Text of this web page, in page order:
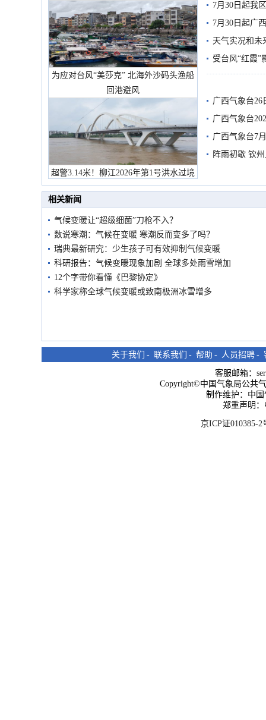
为应对台风“美莎克” 北海外沙码头渔船
回港避风
超警3.14米！柳江2026年第1号洪水过境
市民在堤岸见证汛况
7月30日起我
7月30日起广
天气实况和未
受台风“红霞”
有较强降雨
广西气象台26
广西气象台
预警
广西气象台7
阵雨初歇 钦
相关新闻
气候变暖让“超级细菌”刀枪不入？
数说寒潮：气候在变暖 寒潮反而变多了吗？
瑞典最新研究：少生孩子可有效抑制气候变暖
科研报告：气候变暖现象加剧 全球多处雨雪增加
12个字带你看懂《巴黎协定》
科学家称全球气候变暖或致南极洲冰雪增多
关于我们 - 联系我们 - 帮助 - 人员招聘 -
客服邮箱：
Copyright©中国气象局公共
制作维护：中
郑重声明
京ICP证010385-2